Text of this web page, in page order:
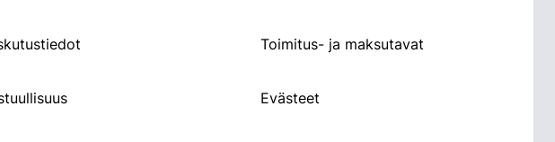
Toimitus- ja maksutavat
Evästeet